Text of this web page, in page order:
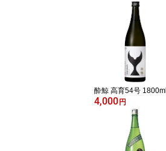
酔鯨 高育54号 1800ml
4,000 円